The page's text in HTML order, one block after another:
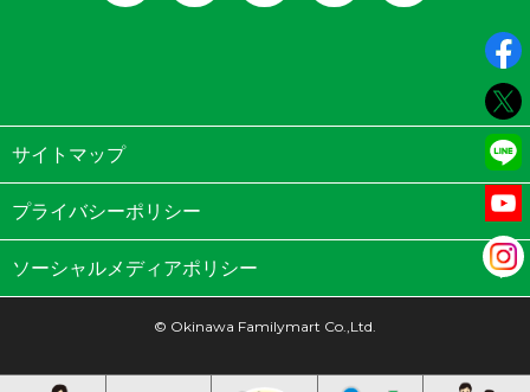
サイトマップ
プライバシーポリシー
ソーシャルメディアポリシー
© Okinawa Familymart Co.,Ltd.